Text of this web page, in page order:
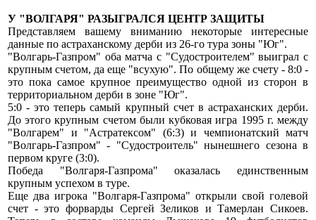
У "ВОЛГАРЯ" РАЗЫГРАЛСЯ ЦЕНТР ЗАЩИТЫ
Представляем вашему вниманию некоторые интересные
данные по астраханскому дерби из 26-го тура зоны "Юг".
"Волгарь-Газпром" оба матча с "Судостроителем" выиграл с
крупным счетом, да еще "всухую". По общему же счету - 8:0 -
это пока самое крупное преимущество одной из сторон в
территориальном дерби в зоне "Юг".
5:0 - это теперь самый крупный счет в астраханских дерби.
До этого крупным счетом были кубковая игра 1995 г. между
"Волгарем" и "Астратексом" (6:3) и чемпионатский матч
"Волгарь-Газпром" - "Судостроитель" нынешнего сезона в
первом круге (3:0).
Победа "Волгаря-Газпрома" оказалась единственным
крупным успехом в туре.
Еще два игрока "Волгаря-Газпрома" открыли свой голевой
счет - это форварды Сергей Зеликов и Тамерлан Сикоев.